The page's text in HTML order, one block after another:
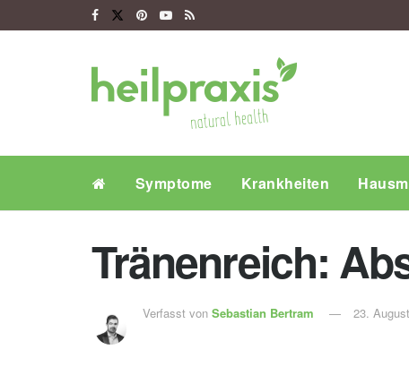
Symptome Krankheiten
Tränenreich:
Verfasst von Sebastian Bertram 23.